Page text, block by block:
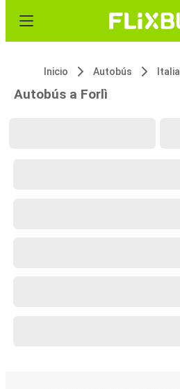
Inicio Autobús Italia
Autobús a Forlì